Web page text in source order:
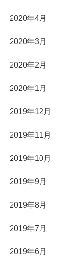
2020年4月
2020年3月
2020年2月
2020年1月
2019年12月
2019年11月
2019年10月
2019年9月
2019年8月
2019年7月
2019年6月